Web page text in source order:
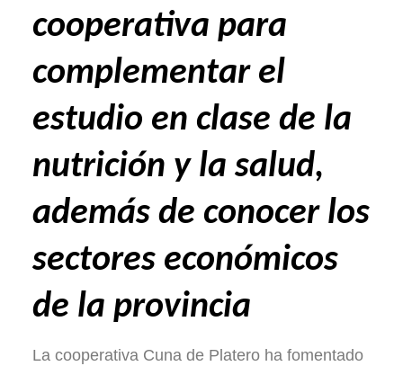
cooperativa para
complementar el
estudio en clase de la
nutrición y la salud,
además de conocer los
sectores económicos
de la provincia
La cooperativa Cuna de Platero ha fomentado